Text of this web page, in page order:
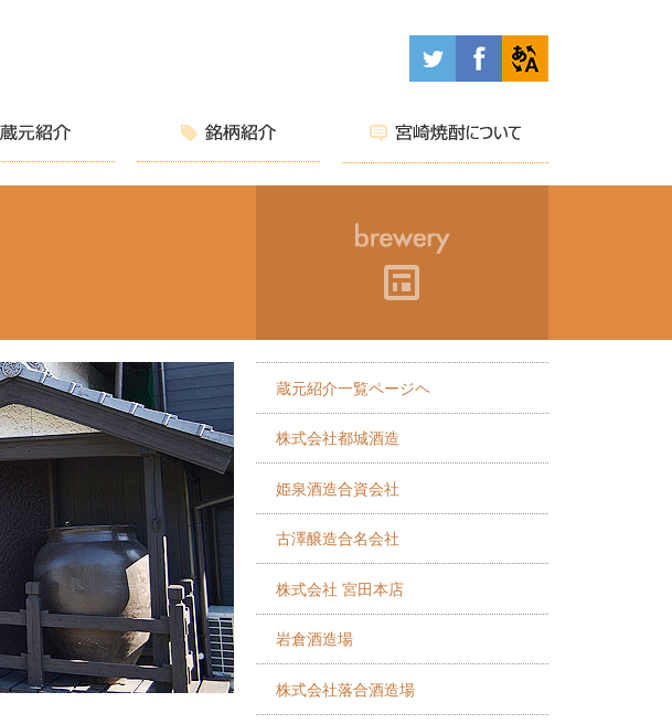
蔵元紹介一覧ページヘ
株式会社都城酒造
姫泉酒造合資会社
古澤醸造合名会社
株式会社 宮田本店
岩倉酒造場
株式会社落合酒造場